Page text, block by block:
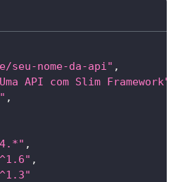
seu-nome-da-api" ,
API com Slim Framework"
,
,
,